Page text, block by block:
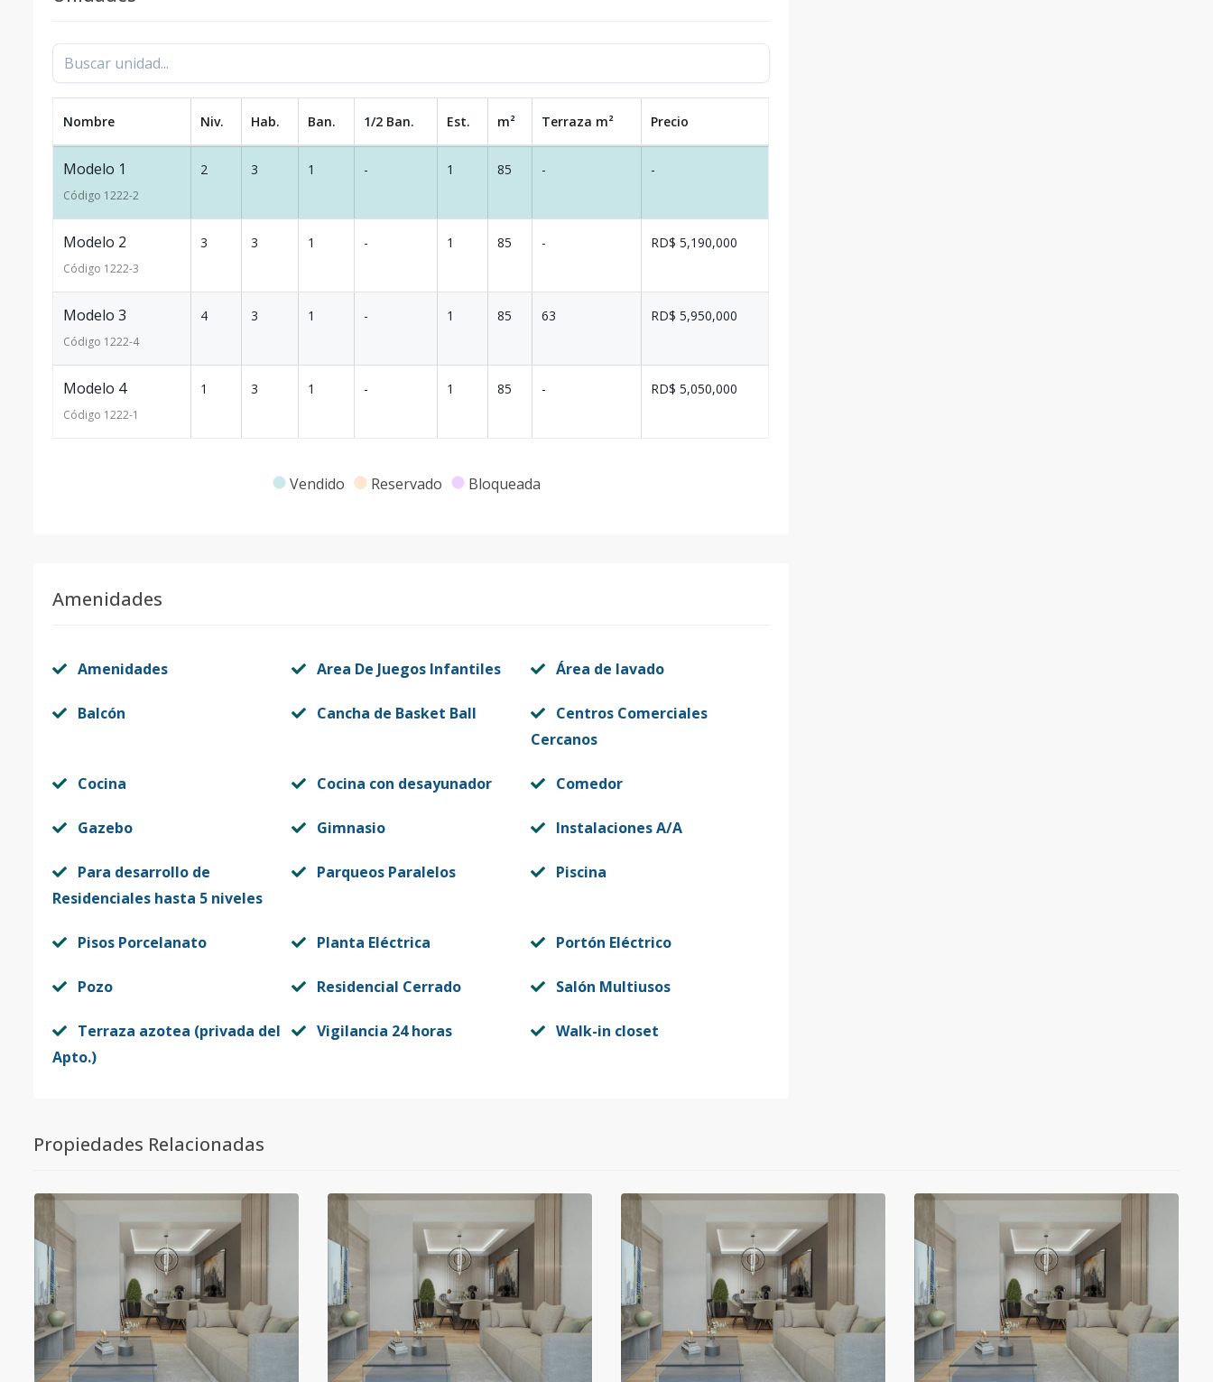
Nombre Niv. Hab. Ban. 1/2 Ban. Est. m² Terraza m² Precio
Modelo 1
Código 1222-2
2 3 1 - 1 85 - -
Modelo 2
Código 1222-3
3 3 1 - 1 85 - RD$ 5,190,000
Modelo 3
Código 1222-4
4 3 1 - 1 85 63 RD$ 5,950,000
Modelo 4
Código 1222-1
1 3 1 - 1 85 - RD$ 5,050,000
Vendido Reservado Bloqueada
Amenidades
Amenidades Area De Juegos Infantiles Área de lavado
Balcón Cancha de Basket Ball
Centros Comerciales
Cercanos
Cocina Cocina con desayunador Comedor
Gazebo Gimnasio Instalaciones A/A
Para desarrollo de
Residenciales hasta 5 niveles
Parqueos Paralelos Piscina
Pisos Porcelanato Planta Eléctrica Portón Eléctrico
Pozo Residencial Cerrado Salón Multiusos
Terraza azotea (privada del
Apto.)
Vigilancia 24 horas Walk-in closet
Propiedades Relacionadas